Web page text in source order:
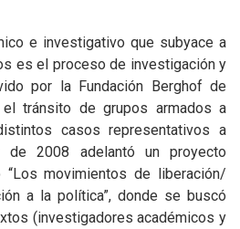
e investigativo que subyace a
es el proceso de investigación y
por la Fundación Berghof de
el tránsito de grupos armados a
casos representativos a
de 2008 adelantó un proyecto
“Los movimientos de liberación/
a la política”, donde se buscó
(investigadores académicos y